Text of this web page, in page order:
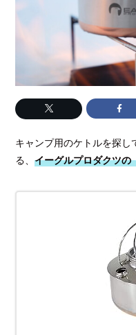
キャンプ用のケトルを探
る、イーグルプロダクツの